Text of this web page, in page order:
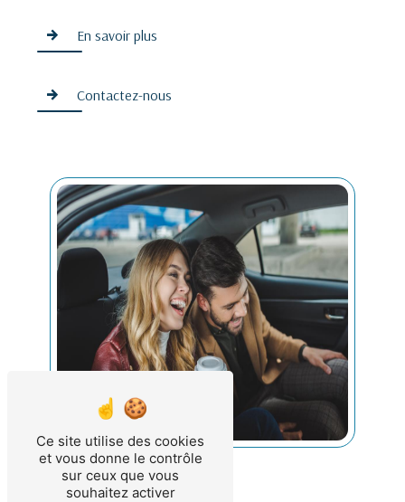
En savoir plus
Contactez-nous
Ce site utilise des cookies
et vous donne le contrôle
sur ceux que vous
souhaitez activer